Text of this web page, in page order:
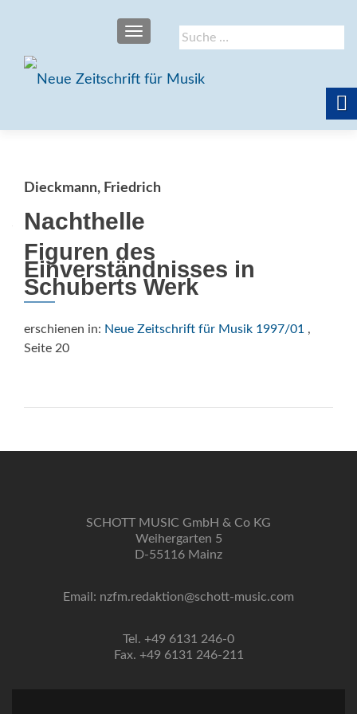
Suche
nach:
SCHALTE NAVIGATION
Dieckmann, Friedrich
Nachthelle
Figuren des
Einverständnisses in
Schuberts Werk
erschienen in: Neue Zeitschrift für Musik 1997/01 ,
Seite 20
SCHOTT MUSIC GmbH & Co KG
Weihergarten 5
D-55116 Mainz
Email: nzfm.redaktion@schott-music.com
Tel. +49 6131 246-0
Fax. +49 6131 246-211